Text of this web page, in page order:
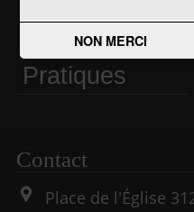
NON MERCI
Informations
Pratiques
Contact
Place de l'Église